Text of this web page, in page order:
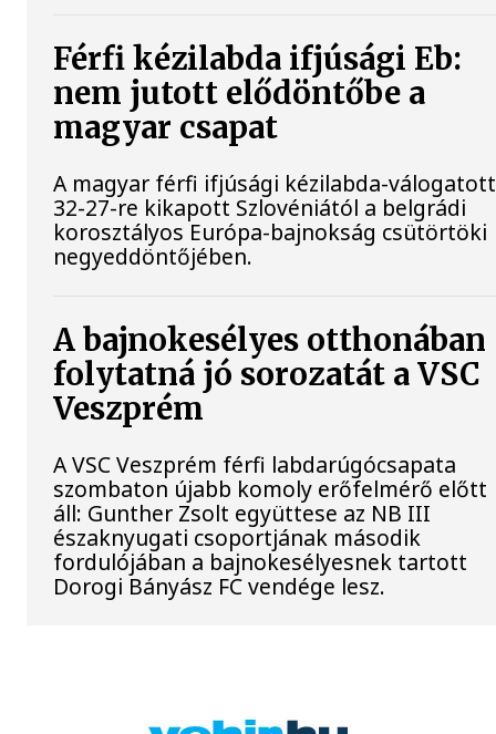
Férfi kézilabda ifjúsági Eb:
nem jutott elődöntőbe a
magyar csapat
A magyar férfi ifjúsági kézilabda-válogatott
32-27-re kikapott Szlovéniától a belgrádi
korosztályos Európa-bajnokság csütörtöki
negyeddöntőjében.
A bajnokesélyes otthonában
folytatná jó sorozatát a VSC
Veszprém
A VSC Veszprém férfi labdarúgócsapata
szombaton újabb komoly erőfelmérő előtt
áll: Gunther Zsolt együttese az NB III
északnyugati csoportjának második
fordulójában a bajnokesélyesnek tartott
Dorogi Bányász FC vendége lesz.